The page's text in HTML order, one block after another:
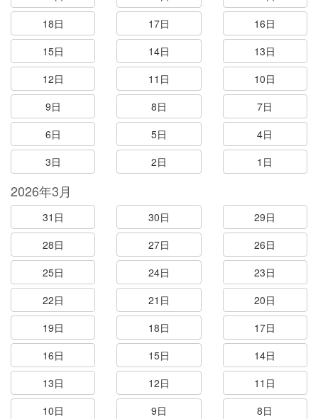
18日
17日
16日
15日
14日
13日
12日
11日
10日
9日
8日
7日
6日
5日
4日
3日
2日 1日
2026年3月
31日 30日
29日
28日
27日
26日
25日
24日
23日
22日
21日
20日
19日
18日
17日
16日
15日
14日
13日
12日
11日
10日
9日
8日